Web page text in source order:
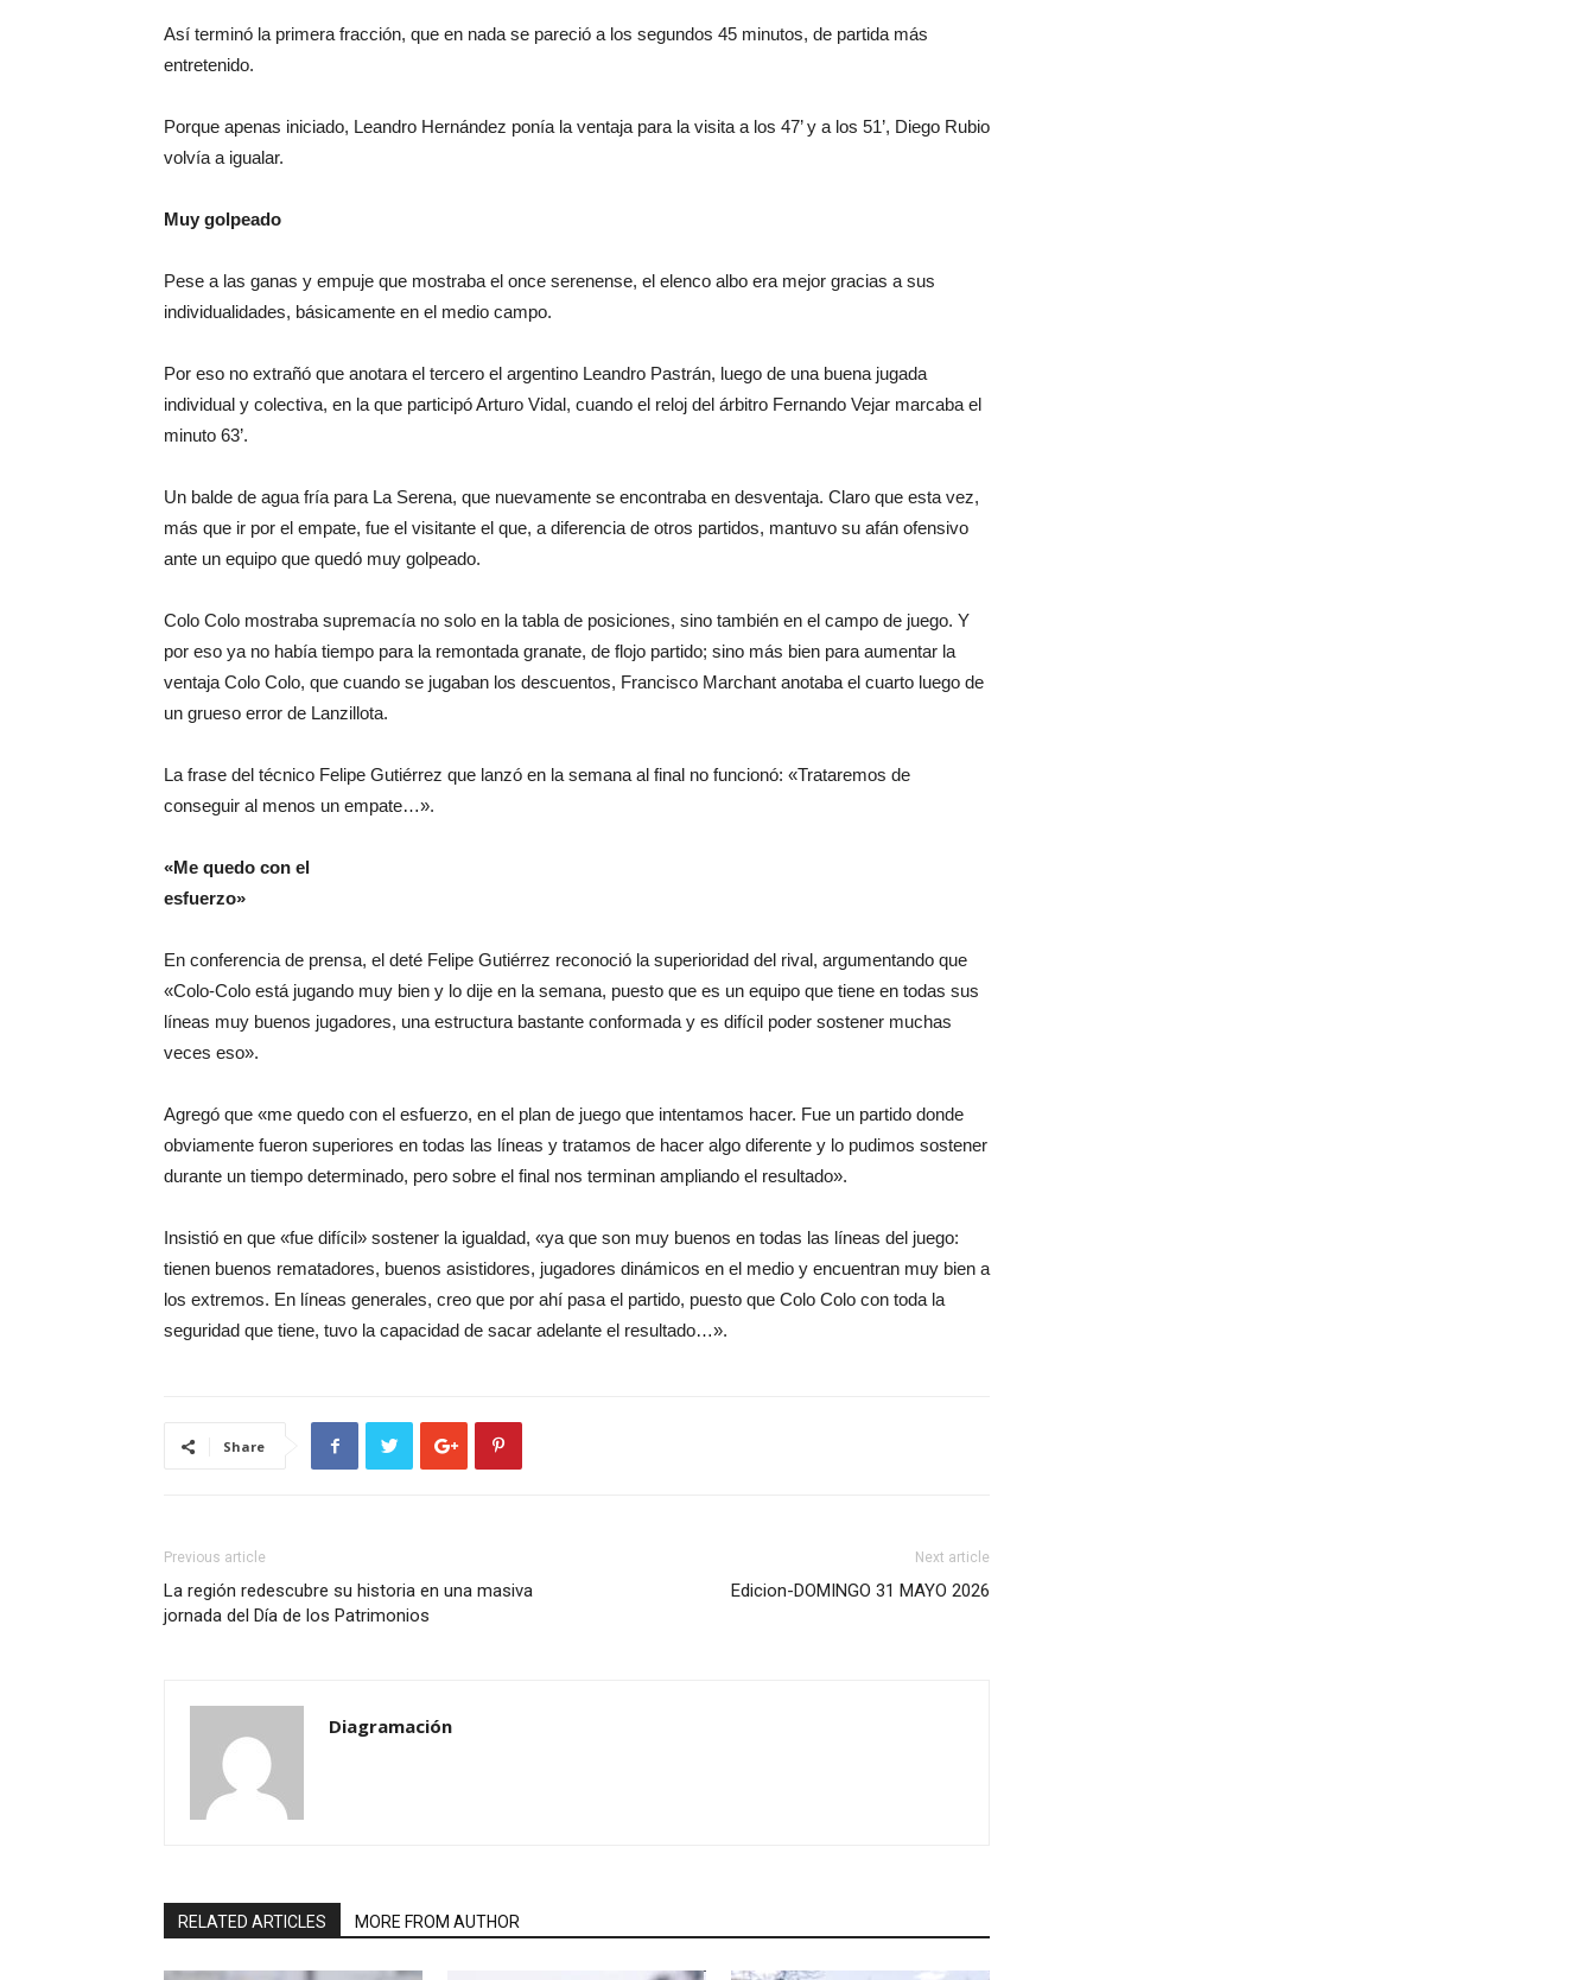
Así terminó la primera fracción, que en nada se pareció a los segundos 45 minutos, de partida más
entretenido.
Porque apenas iniciado, Leandro Hernández ponía la ventaja para la visita a los 47’ y a los 51’, Diego Rubio
volvía a igualar.
Muy golpeado
Pese a las ganas y empuje que mostraba el once serenense, el elenco albo era mejor gracias a sus
individualidades, básicamente en el medio campo.
Por eso no extrañó que anotara el tercero el argentino Leandro Pastrán, luego de una buena jugada
individual y colectiva, en la que participó Arturo Vidal, cuando el reloj del árbitro Fernando Vejar marcaba el
minuto 63’.
Un balde de agua fría para La Serena, que nuevamente se encontraba en desventaja. Claro que esta vez,
más que ir por el empate, fue el visitante el que, a diferencia de otros partidos, mantuvo su afán ofensivo
ante un equipo que quedó muy golpeado.
Colo Colo mostraba supremacía no solo en la tabla de posiciones, sino también en el campo de juego. Y
por eso ya no había tiempo para la remontada granate, de flojo partido; sino más bien para aumentar la
ventaja Colo Colo, que cuando se jugaban los descuentos, Francisco Marchant anotaba el cuarto luego de
un grueso error de Lanzillota.
La frase del técnico Felipe Gutiérrez que lanzó en la semana al final no funcionó: «Trataremos de
conseguir al menos un empate…».
«Me quedo con el
esfuerzo»
En conferencia de prensa, el deté Felipe Gutiérrez reconoció la superioridad del rival, argumentando que
«Colo-Colo está jugando muy bien y lo dije en la semana, puesto que es un equipo que tiene en todas sus
líneas muy buenos jugadores, una estructura bastante conformada y es difícil poder sostener muchas
veces eso».
Agregó que «me quedo con el esfuerzo, en el plan de juego que intentamos hacer. Fue un partido donde
obviamente fueron superiores en todas las líneas y tratamos de hacer algo diferente y lo pudimos sostener
durante un tiempo determinado, pero sobre el final nos terminan ampliando el resultado».
Insistió en que «fue difícil» sostener la igualdad, «ya que son muy buenos en todas las líneas del juego:
tienen buenos rematadores, buenos asistidores, jugadores dinámicos en el medio y encuentran muy bien a
los extremos. En líneas generales, creo que por ahí pasa el partido, puesto que Colo Colo con toda la
seguridad que tiene, tuvo la capacidad de sacar adelante el resultado…».
Share
Previous article
La región redescubre su historia en una masiva
jornada del Día de los Patrimonios
Next article
Edicion-DOMINGO 31 MAYO 2026
Diagramación
RELATED ARTICLES MORE FROM AUTHOR